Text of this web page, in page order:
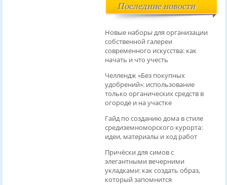
Последние новости
Новые наборы для организации
собственной галереи
современного искусства: как
начать и что учесть
Челлендж «Без покупных
удобрений»: использование
только органических средств в
огороде и на участке
Гайд по созданию дома в стиле
средиземноморского курорта:
идеи, материалы и ход работ
Причёски для симов с
элегантными вечерними
укладками: как создать образ,
который запомнится